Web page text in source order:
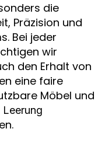
die
Präzision und
Bei jeder
wir
den Erhalt von
eine faire
Möbel und
Leerung